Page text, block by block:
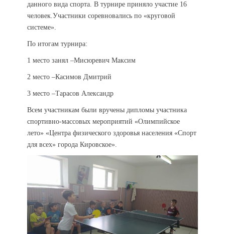
данного вида спорта. В турнире приняло участие 16
человек.Участники соревновались по «круговой
системе».
По итогам турнира:
1 место занял –Мисюревич Максим
2 место –Касимов Дмитрий
3 место –Тарасов Александр
Всем участникам были вручены дипломы участника
спортивно-массовых мероприятий «Олимпийское
лето» «Центра физического здоровья населения «Спорт
для всех» города Кировское».